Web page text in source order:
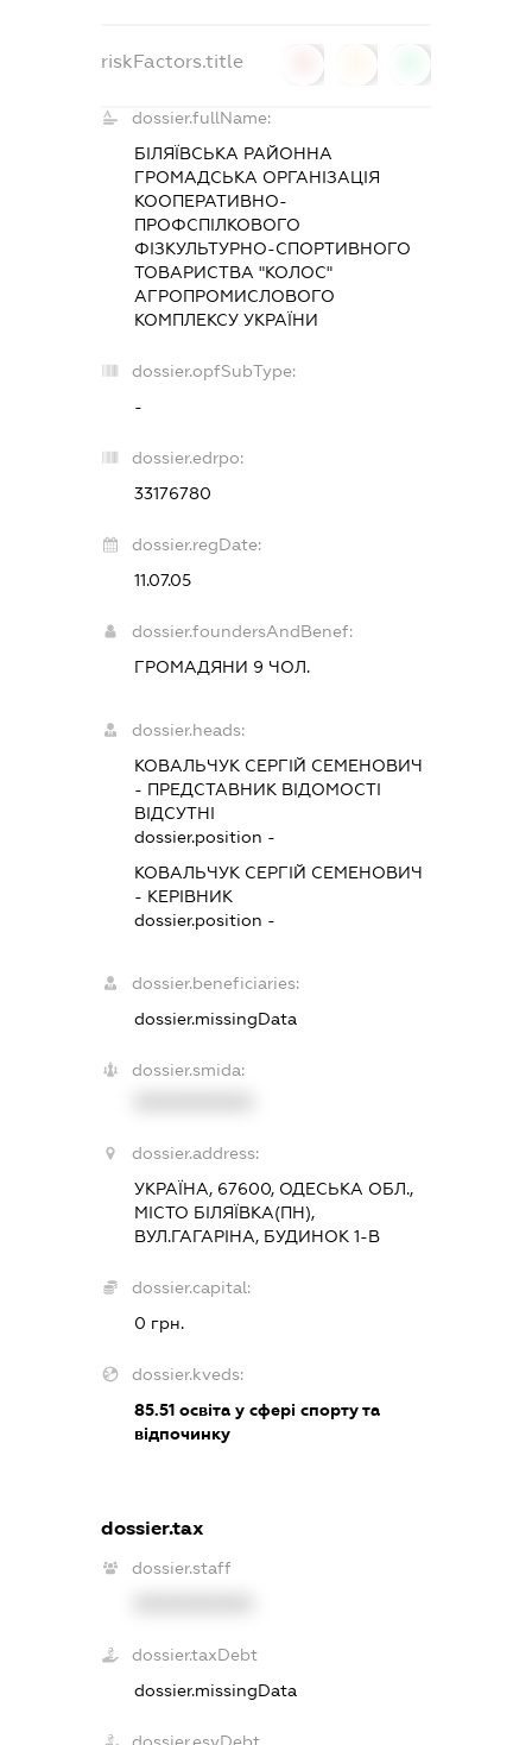
riskFactors.title
dossier.fullName:
БІЛЯЇВСЬКА РАЙОННА
ГРОМАДСЬКА ОРГАНІЗАЦІЯ
КООПЕРАТИВНО-
ПРОФСПІЛКОВОГО
ФІЗКУЛЬТУРНО-СПОРТИВНОГО
ТОВАРИСТВА "КОЛОС"
АГРОПРОМИСЛОВОГО
КОМПЛЕКСУ УКРАЇНИ
dossier.opfSubType:
-
dossier.edrpo:
33176780
dossier.regDate:
11.07.05
dossier.foundersAndBenef:
ГРОМАДЯНИ 9 ЧОЛ.
dossier.heads:
КОВАЛЬЧУК СЕРГІЙ СЕМЕНОВИЧ
- ПРЕДСТАВНИК ВІДОМОСТІ
ВІДСУТНІ
dossier.position -
КОВАЛЬЧУК СЕРГІЙ СЕМЕНОВИЧ
- КЕРІВНИК
dossier.position -
dossier.beneficiaries:
dossier.missingData
dossier.smida:
dossier.address:
УКРАЇНА, 67600, ОДЕСЬКА ОБЛ.,
МІСТО БІЛЯЇВКА(ПН),
ВУЛ.ГАГАРІНА, БУДИНОК 1-В
dossier.capital:
0 грн.
dossier.kveds:
85.51освіта у сфері спорту та
відпочинку
dossier.tax
dossier.staff
dossier.taxDebt
dossier.missingData